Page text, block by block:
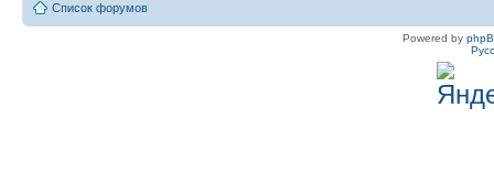
Список форумов
Powered by